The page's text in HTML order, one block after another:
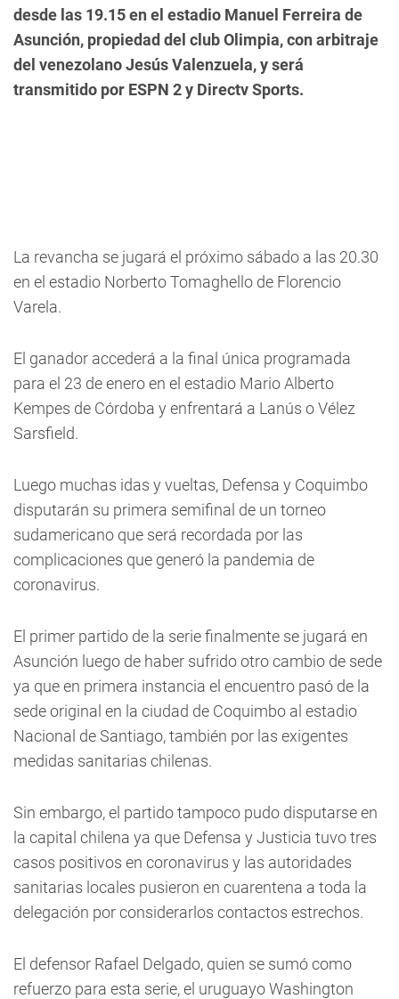
desde las 19.15 en el estadio Manuel Ferreira de
Asunción, propiedad del club Olimpia, con arbitraje
del venezolano Jesús Valenzuela, y será
transmitido por ESPN 2 y Directv Sports.
La revancha se jugará el próximo sábado a las 20.30
en el estadio Norberto Tomaghello de Florencio
Varela.
El ganador accederá a la final única programada
para el 23 de enero en el estadio Mario Alberto
Kempes de Córdoba y enfrentará a Lanús o Vélez
Sarsfield.
Luego muchas idas y vueltas, Defensa y Coquimbo
disputarán su primera semifinal de un torneo
sudamericano que será recordada por las
complicaciones que generó la pandemia de
coronavirus.
El primer partido de la serie finalmente se jugará en
Asunción luego de haber sufrido otro cambio de sede
ya que en primera instancia el encuentro pasó de la
sede original en la ciudad de Coquimbo al estadio
Nacional de Santiago, también por las exigentes
medidas sanitarias chilenas.
Sin embargo, el partido tampoco pudo disputarse en
la capital chilena ya que Defensa y Justicia tuvo tres
casos positivos en coronavirus y las autoridades
sanitarias locales pusieron en cuarentena a toda la
delegación por considerarlos contactos estrechos.
El defensor Rafael Delgado, quien se sumó como
refuerzo para esta serie, el uruguayo Washington